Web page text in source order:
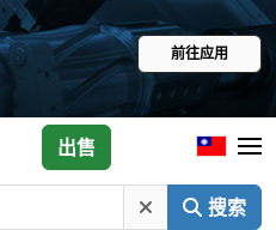
前往应用
搜索
出售